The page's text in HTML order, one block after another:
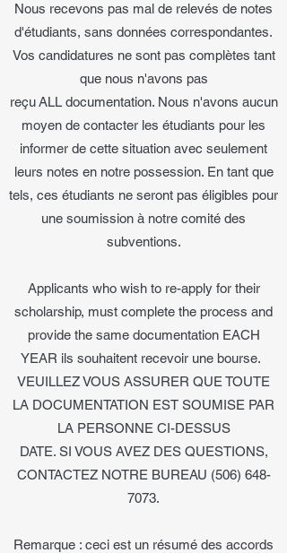
Nous recevons pas mal de relevés de notes
d'étudiants, sans données correspondantes.
Vos candidatures ne sont pas complètes tant
que nous n'avons pas
reçu ALL documentation. Nous n'avons aucun
moyen de contacter les étudiants pour les
informer de cette situation avec seulement
leurs notes en notre possession. En tant que
tels, ces étudiants ne seront pas éligibles pour
une soumission à notre comité des
subventions.
Applicants who wish to re-apply for their
scholarship, must complete the process and
provide the same documentation EACH
YEAR ils souhaitent recevoir une bourse.
VEUILLEZ VOUS ASSURER QUE TOUTE
LA DOCUMENTATION EST SOUMISE PAR
LA PERSONNE CI-DESSUS
DATE. SI VOUS AVEZ DES QUESTIONS,
CONTACTEZ NOTRE BUREAU (506) 648-
7073.
Remarque : ceci est un résumé des accords